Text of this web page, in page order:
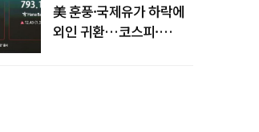
美 훈풍·국제유가 하락에
외인 귀환…코스피·